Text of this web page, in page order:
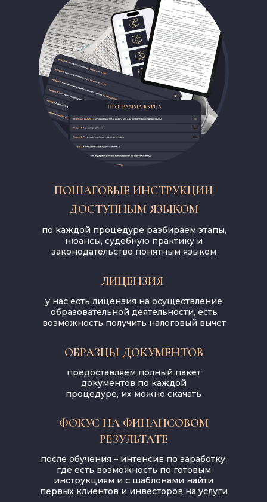
ПОШАГОВЫЕ ИНСТРУКЦИИ
ДОСТУПНЫМ ЯЗЫКОМ
по каждой процедуре разбираем этапы,
нюансы, судебную практику и
законодательство понятным языком
предоставляем полный пакет
документов по каждой
процедуре, их можно скачать
ОБРАЗЦЫ ДОКУМЕНТОВ
у нас есть лицензия на осуществление
образовательной деятельности, есть
возможность получить налоговый вычет
ЛИЦЕНЗИЯ
ФОКУС НА ФИНАНСОВОМ
РЕЗУЛЬТАТЕ
после обучения – интенсив по заработку,
где есть возможность по готовым
инструкциям и с шаблонами найти
первых клиентов и инвесторов на услуги